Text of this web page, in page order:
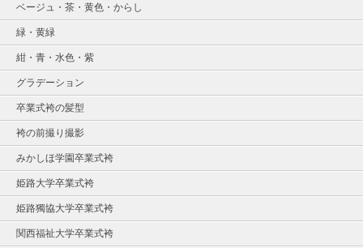
ベージュ・茶・黄色・からし
緑・黄緑
紺・青・水色・紫
グラデーション
卒業式袴の髪型
袴の前撮り撮影
みかしほ学園卒業式袴
姫路大学卒業式袴
姫路獨協大学卒業式袴
関西福祉大学卒業式袴